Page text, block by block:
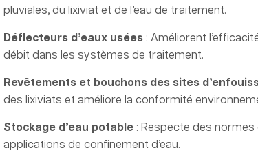
pluviales, du lixiviat et de l’eau de traitement.
Déflecteurs d’eaux usées : Améliorent
débit dans les systèmes de traitement.
Revêtements et bouchons des sites
des lixiviats et améliore la conformité
Stockage d’eau potable : Respecte des
applications de confinement d’eau.